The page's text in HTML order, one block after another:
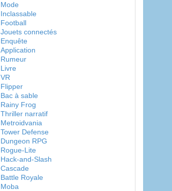
Mode
Inclassable
Football
Jouets connectés
Enquête
Application
Rumeur
Livre
VR
Flipper
Bac à sable
Rainy Frog
Thriller narratif
Metroidvania
Tower Defense
Dungeon RPG
Rogue-Lite
Hack-and-Slash
Cascade
Battle Royale
Moba